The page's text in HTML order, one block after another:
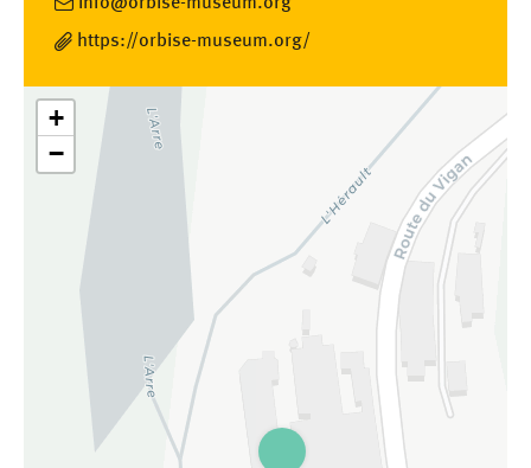
https://orbise-museum.org/
+
−